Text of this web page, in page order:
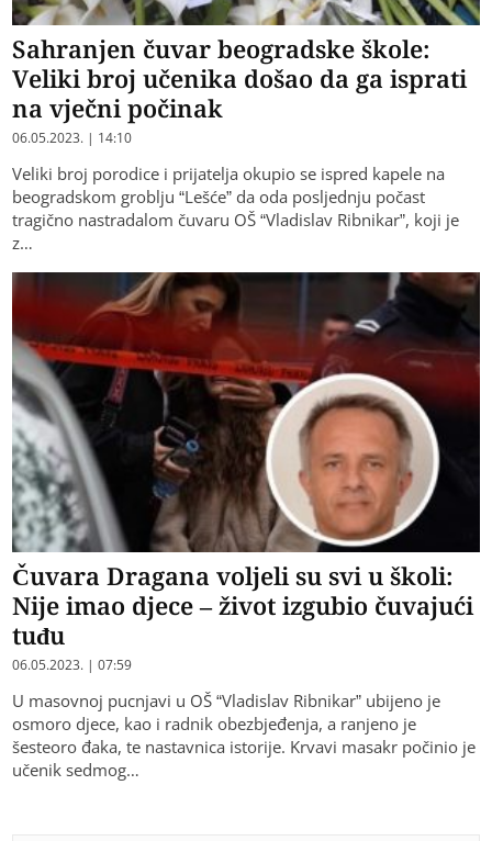
Sahranjen čuvar beogradske škole:
Veliki broj učenika došao da ga isprati
na vječni počinak
06.05.2023. | 14:10
Veliki broj porodice i prijatelja okupio se ispred kapele na
beogradskom groblju “Lešće” da oda posljednju počast
tragično nastradalom čuvaru OŠ “Vladislav Ribnikar”, koji je
z…
Čuvara Dragana voljeli su svi u školi:
Nije imao djece – život izgubio čuvajući
tuđu
06.05.2023. | 07:59
U masovnoj pucnjavi u OŠ “Vladislav Ribnikar” ubijeno je
osmoro djece, kao i radnik obezbjeđenja, a ranjeno je
šesteoro đaka, te nastavnica istorije. Krvavi masakr počinio je
učenik sedmog…